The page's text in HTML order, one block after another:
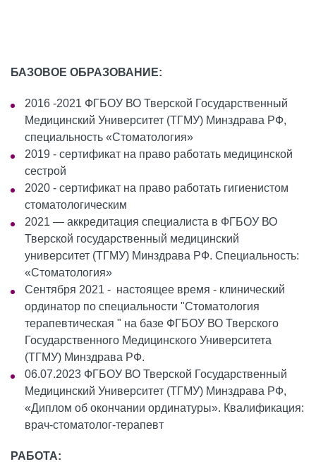
БАЗОВОЕ ОБРАЗОВАНИЕ:
2016 -2021 ФГБОУ ВО Тверской Государственный
Медицинский Университет (ТГМУ) Минздрава РФ,
специальность «Стоматология»
2019 - сертификат на право работать медицинской
сестрой
2020 - сертификат на право работать гигиенистом
стоматологическим
2021 — аккредитация специалиста в ФГБОУ ВО
Тверской государственный медицинский
университет (ТГМУ) Минздрава РФ. Специальность:
«Стоматология»
Сентября 2021 - настоящее время - клинический
ординатор по специальности "Стоматология
терапевтическая " на базе ФГБОУ ВО Тверского
Государственного Медицинского Университета
(ТГМУ) Минздрава РФ.
06.07.2023 ФГБОУ ВО Тверской Государственный
Медицинский Университет (ТГМУ) Минздрава РФ,
«Диплом об окончании ординатуры». Квалификация:
врач-стоматолог-терапевт
РАБОТА: